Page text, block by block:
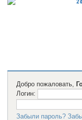
Добро пожаловать,
Логин:
Забыли пароль?